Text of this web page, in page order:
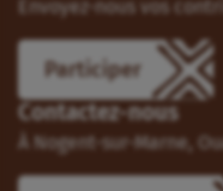
Envoyez-nous vos
Participer
Contactez-nous
À Nogent-sur-Marne,